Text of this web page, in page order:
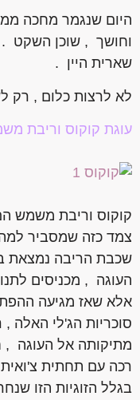
היום שנגמר מחכה
וחושך , שוכן השקט
שארית היין .
לא לרצות כלום , רק
עוגת קוקוס וריבת
קוקוס וריבת משמש
צמד כזה שמסביר
שכבת הריבה נמצאת
העוגה , מכניסים
אלא שאז מגיעה
סוכריות הג'לי האלה
מתיקותה אל העוגה ,
רכה עם תחתית
בגלל הזוגיות הזו